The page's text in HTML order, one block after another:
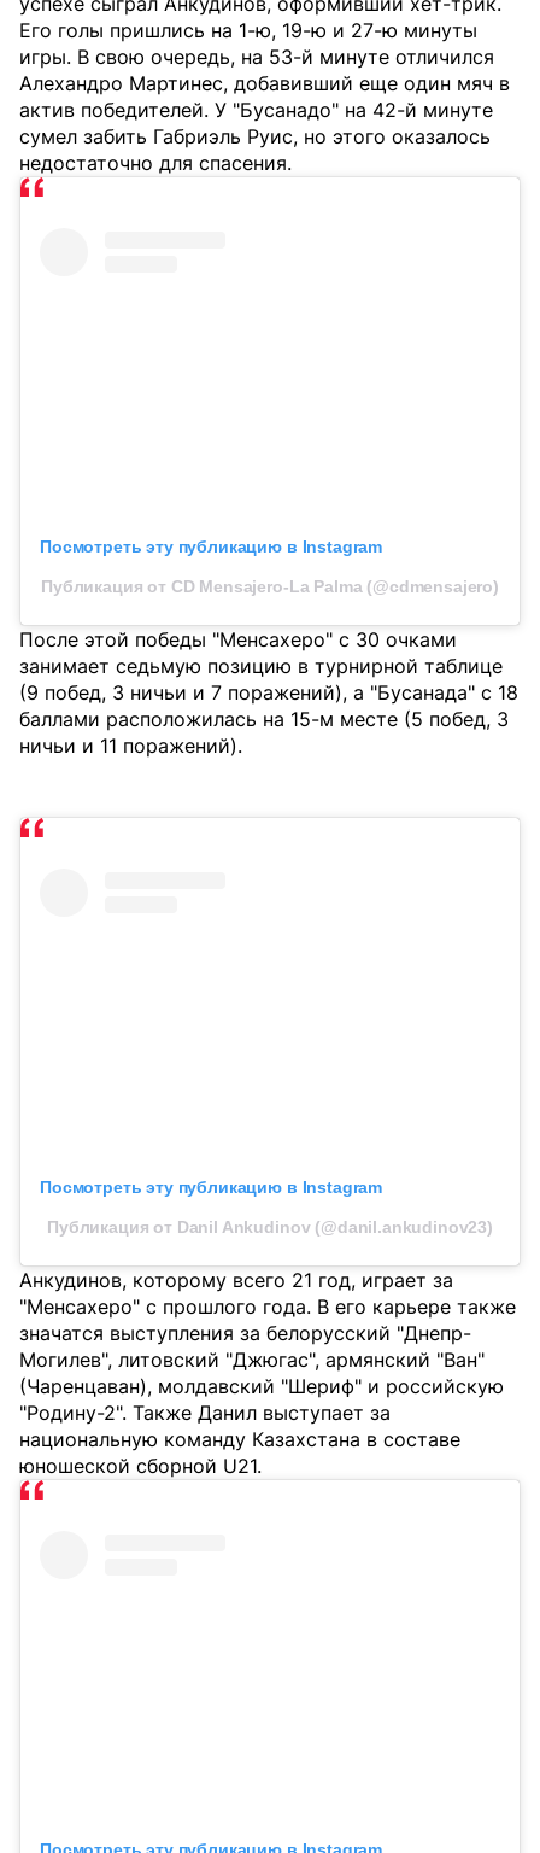
Его голы пришлись на 1-ю, 19-ю и 27-ю минуты
игры. В свою очередь, на 53-й минуте отличился
Алехандро Мартинес, добавивший еще один мяч в
актив победителей. У "Бусанадо" на 42-й минуте
сумел забить Габриэль Руис, но этого оказалось
недостаточно для спасения.
Посмотреть эту публикацию в Instagram
Публикация от CD Mensajero-La Palma (@cdmensajero)
После этой победы "Менсахеро" с 30 очками
занимает седьмую позицию в турнирной таблице
(9 побед, 3 ничьи и 7 поражений), а "Бусанада" с 18
баллами расположилась на 15-м месте (5 побед, 3
ничьи и 11 поражений).
Посмотреть эту публикацию в Instagram
Публикация от Danil Ankudinov (@danil.ankudinov23)
Анкудинов, которому всего 21 год, играет за
"Менсахеро" с прошлого года. В его карьере также
значатся выступления за белорусский "Днепр-
Могилев", литовский "Джюгас", армянский "Ван"
(Чаренцаван), молдавский "Шериф" и российскую
"Родину-2". Также Данил выступает за
национальную команду Казахстана в составе
юношеской сборной U21.